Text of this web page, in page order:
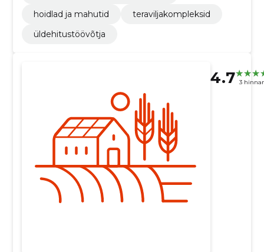
hoidlad ja mahutid
teraviljakompleksid
üldehitustöövõtja
4.7 3